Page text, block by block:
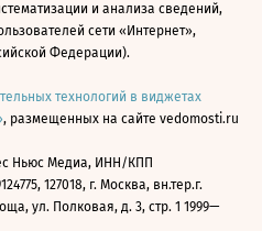
и анализа сведений,
сети «Интернет»,
Федерации).
технологий в виджетах
, размещенных на сайте vedomosti.ru
Ньюс Медиа, ИНН/КПП
127018, г. Москва, вн.тер.г.
ул. Полковая, д. 3, стр. 1 1999—